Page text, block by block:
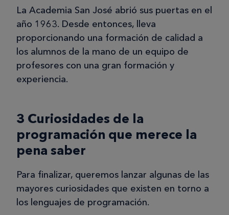
La Academia San José abrió sus puertas en el
año 1963. Desde entonces, lleva
proporcionando una formación de calidad a
los alumnos de la mano de un equipo de
profesores con una gran formación y
experiencia.
3 Curiosidades de la
programación que merece la
pena saber
Para finalizar, queremos lanzar algunas de las
mayores curiosidades que existen en torno a
los lenguajes de programación.